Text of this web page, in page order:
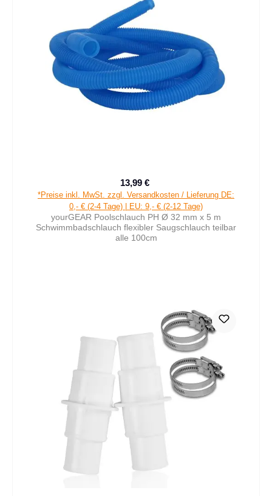
Verkaufspreis:
13,99 €
*Preise inkl. MwSt. zzgl. Versandkosten / Lieferung DE:
0,- € (2-4 Tage) | EU: 9,- € (2-12 Tage)
yourGEAR Poolschlauch PH Ø 32 mm x 5 m
Schwimmbadschlauch flexibler Saugschlauch teilbar
alle 100cm